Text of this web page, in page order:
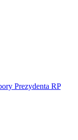
Prezydenta RP